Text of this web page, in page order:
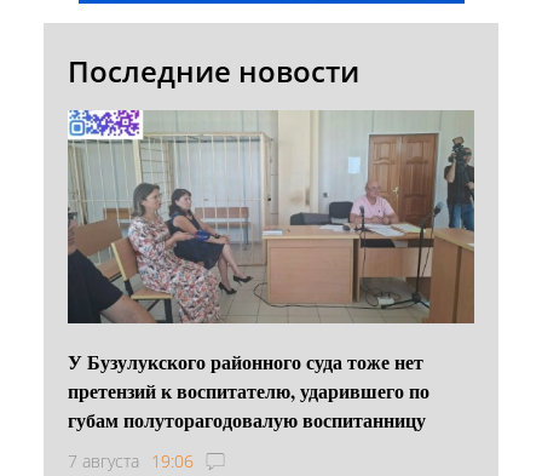
Последние новости
У Бузулукского районного суда тоже нет
претензий к воспитателю, ударившего по
губам полуторагодовалую воспитанницу
7 августа 19:06